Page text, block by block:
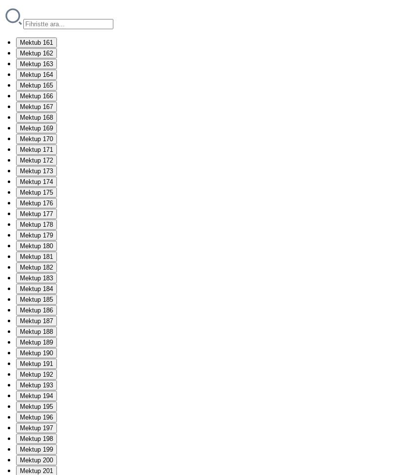
Mektub 161
Mektup 162
Mektup 163
Mektup 164
Mektup 165
Mektup 166
Mektup 167
Mektup 168
Mektup 169
Mektup 170
Mektup 171
Mektup 172
Mektup 173
Mektup 174
Mektup 175
Mektup 176
Mektup 177
Mektup 178
Mektup 179
Mektup 180
Mektup 181
Mektup 182
Mektup 183
Mektup 184
Mektup 185
Mektup 186
Mektup 187
Mektup 188
Mektup 189
Mektup 190
Mektup 191
Mektup 192
Mektup 193
Mektup 194
Mektup 195
Mektup 196
Mektup 197
Mektup 198
Mektup 199
Mektup 200
Mektup 201